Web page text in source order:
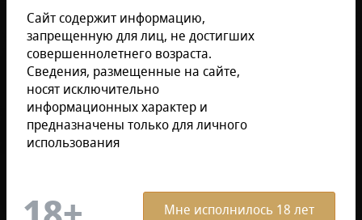
Сайт содержит информацию,
запрещенную для лиц, не достигших
совершеннолетнего возраста.
Сведения, размещенные на сайте,
носят исключительно
информационных характер и
предназначены только для личного
использования
Мне исполнилось 18 лет
Отзывов: 0
Размер продукции: